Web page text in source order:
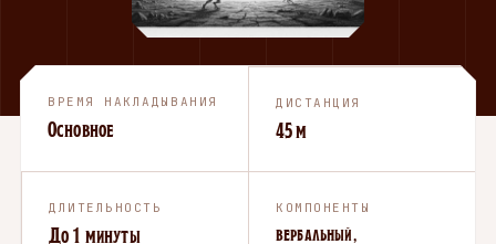
ВРЕМЯ НАКЛАДЫВАНИЯ
Основное
ДИСТАНЦИЯ
45 м
ДЛИТЕЛЬНОСТЬ
До 1 минуты
КОМПОНЕНТЫ
вербальный,